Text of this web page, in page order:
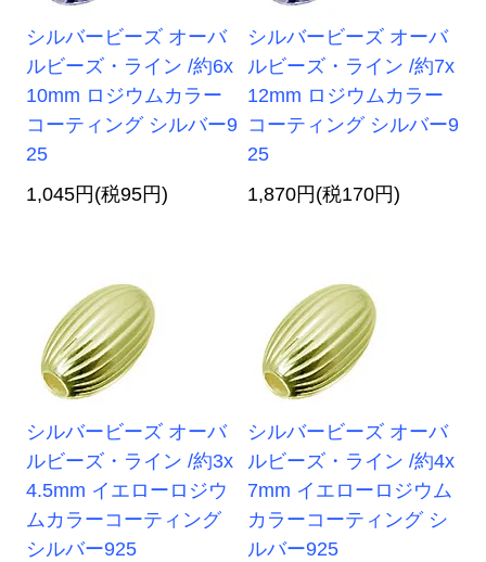
シルバービーズ オーバ
ルビーズ・ライン /約6x
10mm ロジウムカラー
コーティング シルバー9
25
1,045円(税95円)
シルバービーズ オーバ
ルビーズ・ライン /約7x
12mm ロジウムカラー
コーティング シルバー9
25
1,870円(税170円)
シルバービーズ オーバ
ルビーズ・ライン /約3x
4.5mm イエローロジウ
ムカラーコーティング
シルバー925
シルバービーズ オーバ
ルビーズ・ライン /約4x
7mm イエローロジウム
カラーコーティング シ
ルバー925